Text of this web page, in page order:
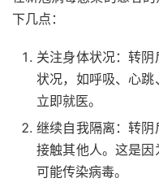
下几点：
关注身体状况：转
状况，如呼吸、心
立即就医。
继续自我隔离：转
接触其他人。这是
可能传染病毒。